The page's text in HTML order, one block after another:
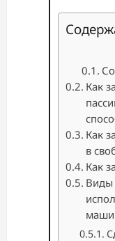
Как
Как
в
Как
Виды